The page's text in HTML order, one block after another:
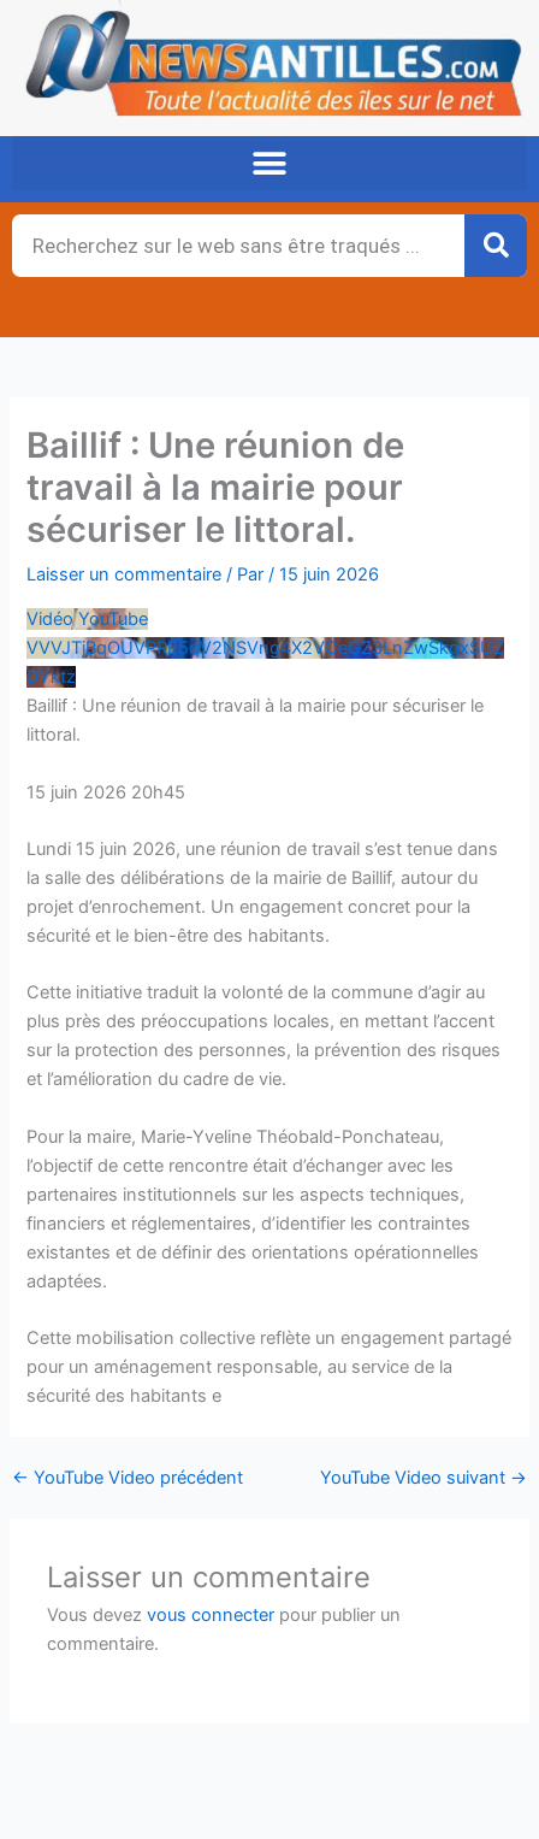
contenu
Rechercher
Baillif : Une réunion de
travail à la mairie pour
sécuriser le littoral.
Laisser un commentaire / Par/15 juin 2026
Vidéo YouTube
VVVJTjBqOUVPRE5qV2NSVng4X2VCeGZ3LnZwSkgxSUZ
DYktz
Baillif : Une réunion de travail à la mairie pour sécuriser le
littoral.
15 juin 2026 20h45
Lundi 15 juin 2026, une réunion de travail s’est tenue dans
la salle des délibérations de la mairie de Baillif, autour du
projet d’enrochement. Un engagement concret pour la
sécurité et le bien-être des habitants.
Cette initiative traduit la volonté de la commune d’agir au
plus près des préoccupations locales, en mettant l’accent
sur la protection des personnes, la prévention des risques
et l’amélioration du cadre de vie.
Pour la maire, Marie-Yveline Théobald-Ponchateau,
l’objectif de cette rencontre était d’échanger avec les
partenaires institutionnels sur les aspects techniques,
financiers et réglementaires, d’identifier les contraintes
existantes et de définir des orientations opérationnelles
adaptées.
Cette mobilisation collective reflète un engagement partagé
pour un aménagement responsable, au service de la
sécurité des habitants e
← YouTube Video précédent YouTube Video suivant →
Laisser un commentaire
Vous devezvous connecter pour publier un
commentaire.